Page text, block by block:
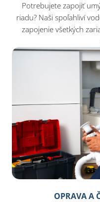
Potrebujete zapojiť
riadu? Naši spoľahliví
zapojenie všetkých
OPRAVA A